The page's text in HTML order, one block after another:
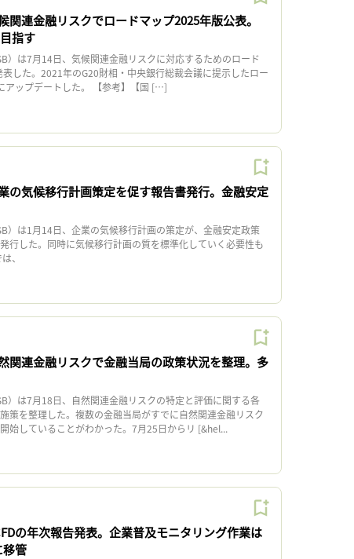
関連金融リスクでロードマップ2025年版公表。
指す
）は7月14日、気候関連金融リスクに対応するためのロード
した。2021年のG20財相・中央銀行総裁会議に提示したロー
アップデートした。 【参考】【国 […]
の気候移行計画策定を促す報告書発行。金融安定
）は1月14日、企業の気候移行計画の策定が、金融安定政策
行した。同時に気候移行計画の質を標準化していく必要性も
、
関連金融リスクで金融当局の政策状況を整理。多
）は7月18日、自然関連金融リスクの特定と評価に関する各
策を整理した。複数の金融当局がすでに自然関連金融リスク
始していることがわかった。7月25日からリ [&hel...
の年次報告発表。企業普及モニタリング作業は
移管